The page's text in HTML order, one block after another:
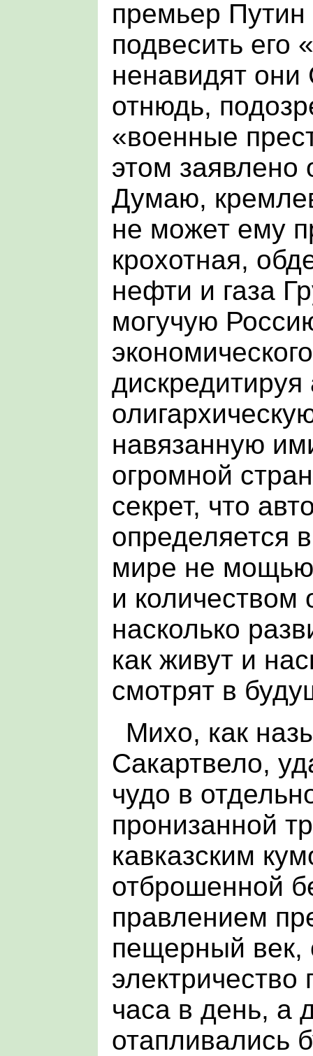
премьер
подвесить его
ненавидят
отнюдь,
«военные
этом
Думаю,
не может ему
крохотная,
нефти и газа
могучую
навязанную
огромной
секрет, что
определяется
мире не
и количеством
насколько
как живут и
смотрят в
Михо, как
Сакартвело,
чудо в
пронизанной
кавказским
отброшенной
правлением
пещерный век,
электричество
часа в день, а
отапливались